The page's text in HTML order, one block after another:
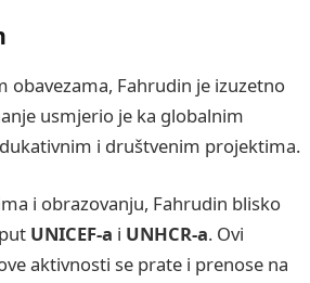
Fahrudin je izuzetno
usmjerio je ka globalnim
i društvenim projektima.
i obrazovanju, Fahrudin blisko
UNICEF-a i UNHCR-a. Ovi
aktivnosti se prate i prenose na